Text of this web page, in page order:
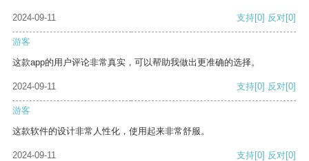
2024-09-11 支持[0] 反对[0]
游客
这款app的用户评论非常真实，可以帮助我做出更准确的选择。
2024-09-11 支持[0] 反对[0]
游客
这款软件的设计非常人性化，使用起来非常舒服。
2024-09-11 支持[0] 反对[0]